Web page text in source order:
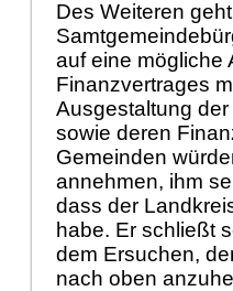
Des Weiteren geht
auf eine mögliche
Finanzvertrages
Ausgestaltung
sowie deren
Gemeinden
annehmen, ihm
dass der
habe. Er schließt
dem Ersuchen,
nach oben